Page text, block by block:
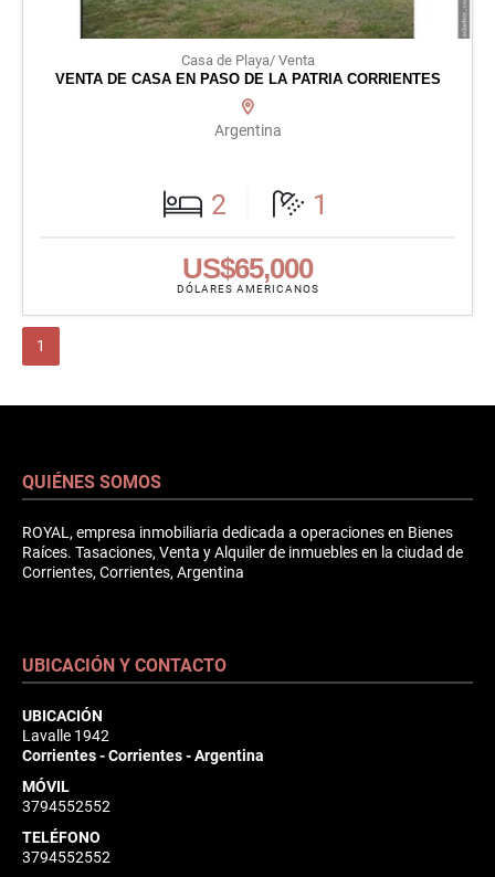
Casa de Playa/ Venta
VENTA DE CASA EN PASO DE LA PATRIA CORRIENTES
Argentina
2 1
US$65,000
DÓLARES AMERICANOS
1
QUIÉNES SOMOS
ROYAL, empresa inmobiliaria dedicada a operaciones en Bienes
Raíces. Tasaciones, Venta y Alquiler de inmuebles en la ciudad de
Corrientes, Corrientes, Argentina
UBICACIÓN Y CONTACTO
UBICACIÓN
Lavalle 1942
Corrientes - Corrientes - Argentina
MÓVIL
3794552552
TELÉFONO
3794552552